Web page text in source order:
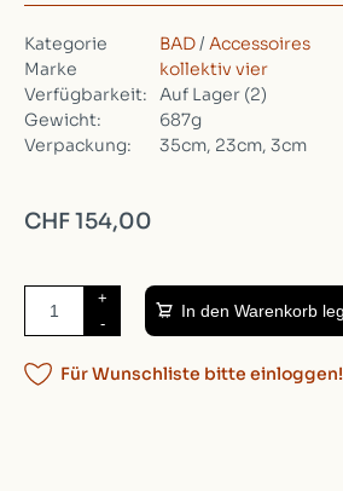
Kategorie BAD/ Accessoires
Marke
kollektiv vier
Verfügbarkeit:
Auf Lager (2)
Gewicht:
687g
Verpackung:
35cm, 23cm, 3cm
CHF 154,00
+
-
In den Warenkorb
Für Wunschliste bitte einloggen!